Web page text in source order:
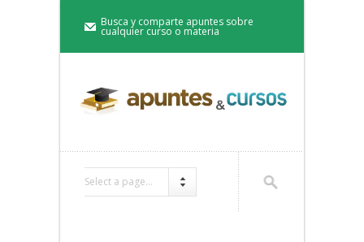
Busca y comparte apuntes sobre
cualquier curso o materia
Select a page...